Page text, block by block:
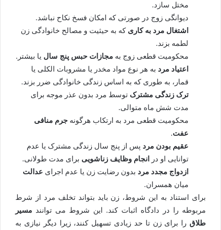
مختل سازد.
دیوانگی زوج در صورتی که امکان فسخ نکاح نباشد.
اشتغال مرد به کاری که به حیثیت و مصالح خانوادگی زن
لطمه بزند.
محکومیت قطعی زوج به مجازات حبس پنج سال یا بیشتر.
اعتیاد مرد به هر نوع مواد مخدر یا مشروبات الکلی یا
قمار، به طوری که به اساس زندگی خانوادگی ضرر بزند.
ترک زندگی مشترک توسط مرد بدون عذر موجه برای
مدت شش ماه متوالی.
محکومیت قطعی مرد به ارتکاب هرگونه جرم منافی
عفت.
عقیم بودن مرد پس از پنج سال زندگی مشترک یا عدم
توانایی او در
انجام وظایف زناشویی برای مدت طولانی.
ازدواج مجدد مرد بدون رضایت زن یا عدم اجرای عدالت
میان همسران.
برای استناد به این شروط، زن باید بتواند تخلف مرد از شرط
مربوطه را در دادگاه اثبات کند. این شروط می توانند مسیر
طلاق را برای زن تا حد زیادی تسهیل کنند، زیرا دیگر نیازی به